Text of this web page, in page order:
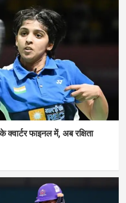
के क्वार्टर फाइनल में, अब रक्षिता